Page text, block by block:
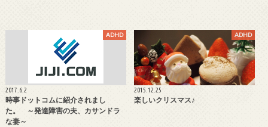
ADHD
2017.6.2
時事ドットコムに紹介されまし
た。 ～発達障害の夫、カサンドラ
な妻～
ADHD
2015.12.25
楽しいクリスマス♪